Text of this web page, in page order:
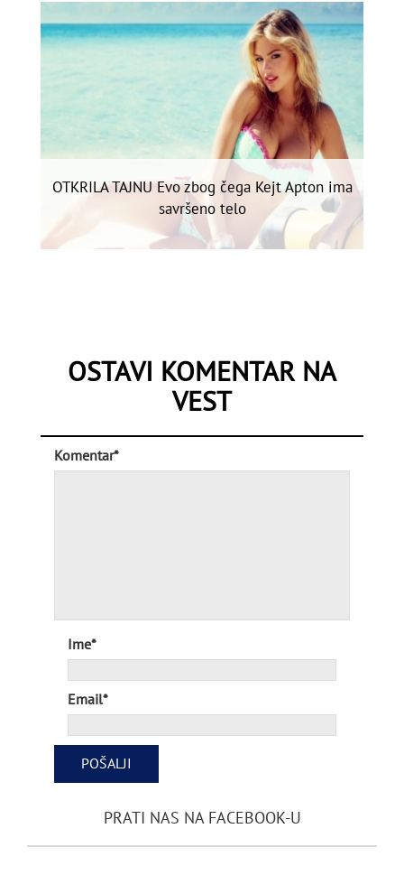
OTKRILA TAJNU Evo zbog čega Kejt Apton ima
savršeno telo
OSTAVI KOMENTAR NA
VEST
Komentar*
Ime*
Email*
PRATI NAS NA FACEBOOK-U